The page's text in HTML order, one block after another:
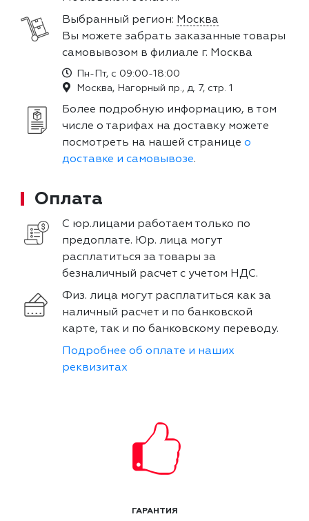
Выбранный регион: Москва
Вы можете забрать заказанные товары
самовывозом в филиале г. Москва
Пн-Пт, с 09:00-18:00
Москва, Нагорный пр., д. 7, стр. 1
Более подробную информацию, в том
числе о тарифах на доставку можете
посмотреть на нашей странице о
доставке и самовывозе.
Оплата
С юр.лицами работаем только по
предоплате. Юр. лица могут
расплатиться за товары за
безналичный расчет с учетом НДС.
Физ. лица могут расплатиться как за
наличный расчет и по банковской
карте, так и по банковскому переводу.
Подробнее об оплате и наших
реквизитах
ГАРАНТИЯ